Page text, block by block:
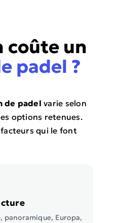
coûte un
padel ?
de padel varie selon
options retenues.
qui le font
panoramique, Europa,